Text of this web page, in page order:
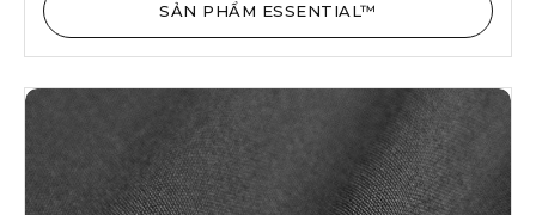
SẢN PHẨM ESSENTIAL™